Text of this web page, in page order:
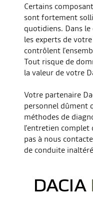
Certains
sont fortement
quotidiens. Dans
les experts de
contrôlent
Tout risque de
la valeur de votre
Votre partenaire
personnel dûment
méthodes de
l’entretien complet
pas à nous
de conduite
DACIA